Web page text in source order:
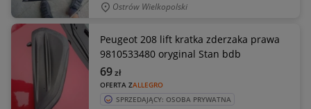
Ostrów Wielkopolski
Peugeot 208 lift kratka zderzaka prawa
9810533480 oryginal Stan bdb
OFERTA ZALLEGRO
69zł
SPRZEDAJĄCY: OSOBA PRYWATNA